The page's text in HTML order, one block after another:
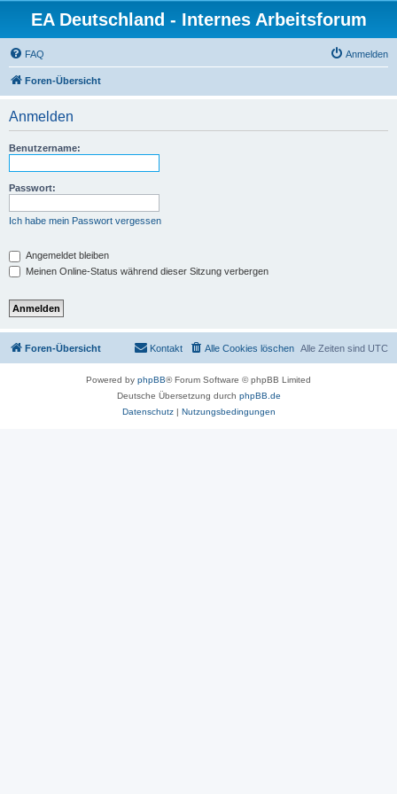
EA Deutschland - Internes Arbeitsforum
FAQ Anmelden
Foren-Übersicht
Anmelden
Benutzername:
Passwort:
Ich habe mein Passwort vergessen
Angemeldet bleiben
Meinen Online-Status während dieser Sitzung verbergen
Foren-Übersicht Alle Zeiten sind UTC
Alle Cookies löschen
Kontakt
Powered by phpBB® Forum Software © phpBB Limited
Deutsche Übersetzung durch phpBB.de
Datenschutz| Nutzungsbedingungen